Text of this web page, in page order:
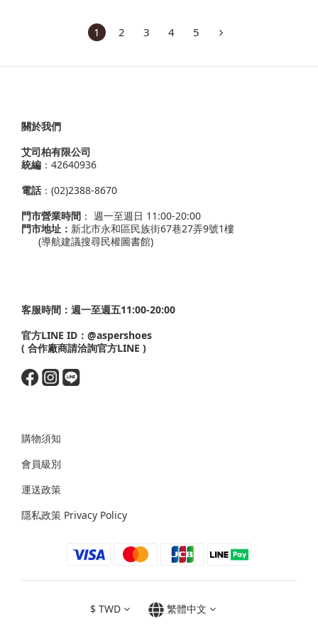
1 2 3 4 5
關於我們
艾司柏有限公司
統編 ：42640936
電話：(02)2388-8670
門市營業時間 ： 週一至週日 11:00-20:00
門市地址： 新北市永和區民族街67巷27弄9號1樓
(導航建議搜尋民權圖書館)
客服時間：週一至週五11:00-20:00
官方LINE ID： @aspershoes
( 合作廠商請洽詢官方LINE )
購物須知
會員級別
運送政策
隱私政策 Privacy Policy
$ TWD 繁體中文